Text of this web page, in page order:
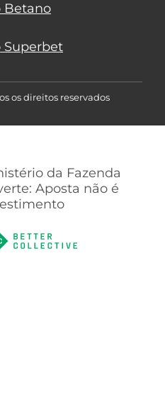
Betano
Superbet
os direitos reservados
da Fazenda
Aposta não é